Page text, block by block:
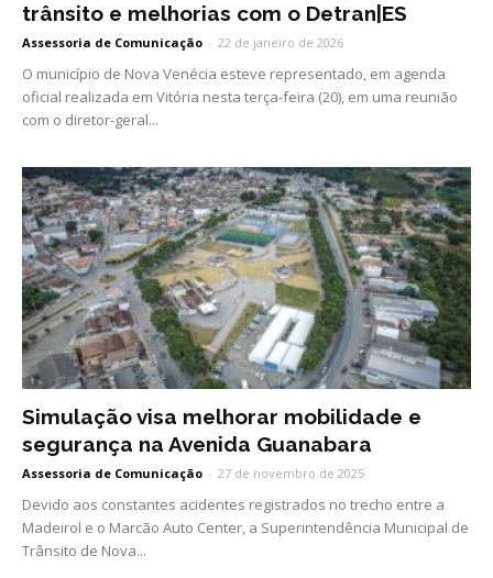
trânsito e melhorias com o Detran|ES
Assessoria de Comunicação - 22 de janeiro de 2026
O município de Nova Venécia esteve representado, em agenda
oficial realizada em Vitória nesta terça-feira (20), em uma reunião
com o diretor-geral...
Simulação visa melhorar mobilidade e
segurança na Avenida Guanabara
Assessoria de Comunicação - 27 de novembro de 2025
Devido aos constantes acidentes registrados no trecho entre a
Madeirol e o Marcão Auto Center, a Superintendência Municipal de
Trânsito de Nova...